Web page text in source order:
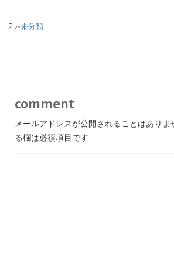
-未分類
comment
メールアドレスが公開されることはありま
る欄は必須項目です